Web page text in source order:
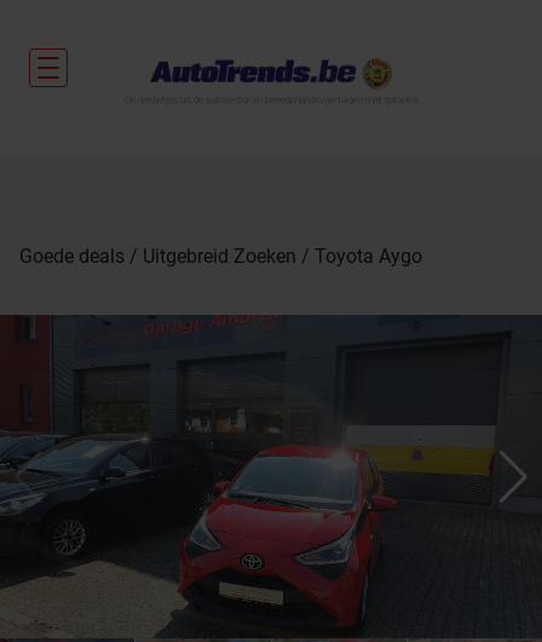
Goede deals Uitgebreid Zoeken Toyota Aygo